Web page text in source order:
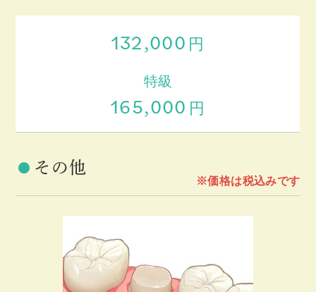
132,000 円
特級
165,000 円
その他
※価格は税込みです